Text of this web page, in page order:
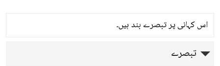
اس کہانی پر تبصرے بند ہیں۔
تبصرے